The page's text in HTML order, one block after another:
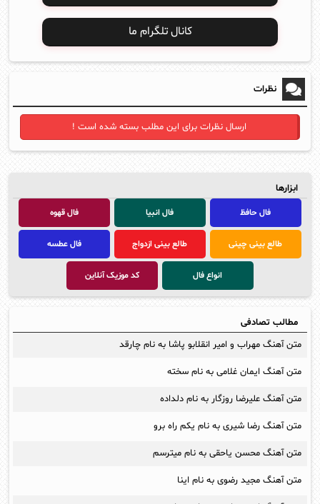
کانال تلگرام ما
نظرات
ارسال نظرات برای این مطلب بسته شده است !
ابزارها
فال حافظ فال انبیا فال قهوه
طالع بینی چینی طالع بینی ازدواج فال عطسه
انواع فال کد موزیک آنلاین
مطالب تصادفی
متن آهنگ مهراب و امیر انقلابو پاشا به نام چارقد
متن آهنگ ایمان غلامی به نام سخته
متن آهنگ علیرضا روزگار به نام دلداده
متن آهنگ رضا شیری به نام یکم راه برو
متن آهنگ محسن یاحقی به نام میترسم
متن آهنگ مجید رضوی به نام اینا